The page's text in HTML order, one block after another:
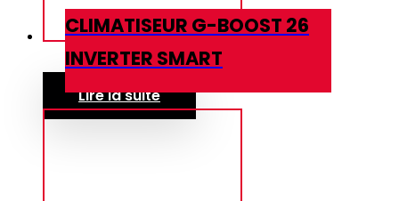
CLIMATISEUR G-BOOST 26
INVERTER SMART
Lire la suite